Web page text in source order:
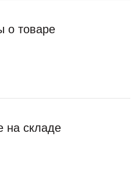
о товаре
на складе